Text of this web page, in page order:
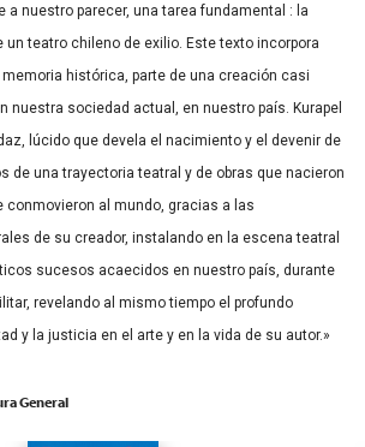
a nuestro parecer, una tarea fundamental : la
teatro chileno de exilio. Este texto incorpora
histórica, parte de una creación casi
nuestra sociedad actual, en nuestro país. Kurapel
lúcido que devela el nacimiento y el devenir de
de una trayectoria teatral y de obras que nacieron
conmovieron al mundo, gracias a las
de su creador, instalando en la escena teatral
sucesos acaecidos en nuestro país, durante
revelando al mismo tiempo el profundo
y la justicia en el arte y en la vida de su autor.»
General